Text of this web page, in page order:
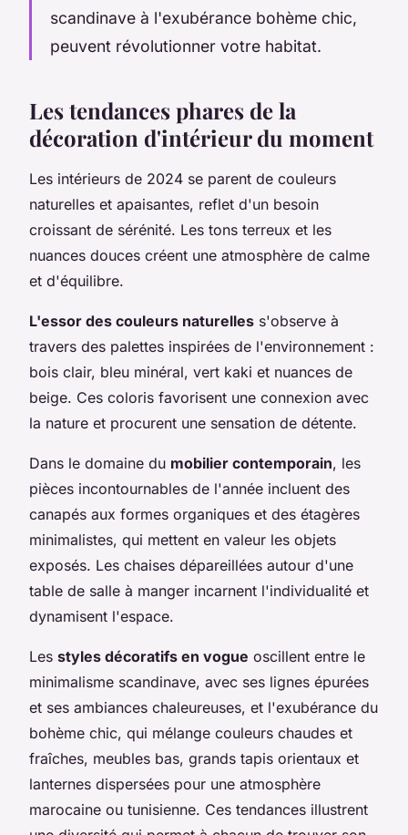
scandinave à l'exubérance bohème chic,
peuvent révolutionner votre habitat.
Les tendances phares de la
décoration d'intérieur du moment
Les intérieurs de 2024 se parent de couleurs
naturelles et apaisantes, reflet d'un besoin
croissant de sérénité. Les tons terreux et les
nuances douces créent une atmosphère de calme
et d'équilibre.
L'essor des couleurs naturelles s'observe à
travers des palettes inspirées de l'environnement :
bois clair, bleu minéral, vert kaki et nuances de
beige. Ces coloris favorisent une connexion avec
la nature et procurent une sensation de détente.
Dans le domaine du mobilier contemporain, les
pièces incontournables de l'année incluent des
canapés aux formes organiques et des étagères
minimalistes, qui mettent en valeur les objets
exposés. Les chaises dépareillées autour d'une
table de salle à manger incarnent l'individualité et
dynamisent l'espace.
Les styles décoratifs en vogue oscillent entre le
minimalisme scandinave, avec ses lignes épurées
et ses ambiances chaleureuses, et l'exubérance du
bohème chic, qui mélange couleurs chaudes et
fraîches, meubles bas, grands tapis orientaux et
lanternes dispersées pour une atmosphère
marocaine ou tunisienne. Ces tendances illustrent